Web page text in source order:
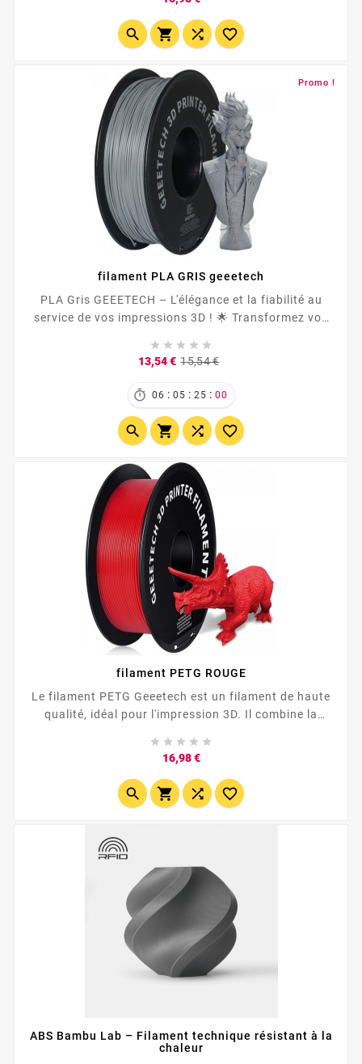
   
Promo !
filament PLA GRIS geeetech
PLA Gris GEEETECH – L'élégance et la fiabilité au
service de vos impressions 3D ! 🌟 Transformez vos
d’exception conçu pour des résultats impeccables.
    
13,54 € 15,54 €
base
 06 : 05 : 24 : 59
   
filament PETG ROUGE
Le filament PETG Geeetech est un filament de haute
qualité, idéal pour l'impression 3D. Il combine la
flexibilité et la durabilité du glycol, offrant une
excellente adhésion entre les couches et une faible
tendance au gauchissement. Ce filament est facile à
utiliser, compatible avec la plupart des imprimantes
    
16,98 €Prix
   
ABS Bambu Lab – Filament technique résistant à la
chaleur